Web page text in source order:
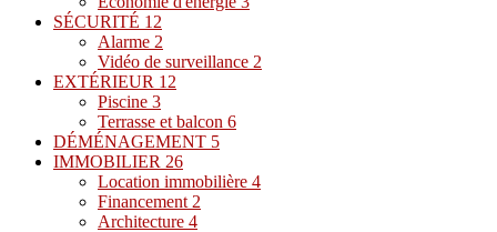
SÉCURITÉ 12
Alarme 2
Vidéo de surveillance 2
EXTÉRIEUR 12
Piscine 3
Terrasse et balcon 6
DÉMÉNAGEMENT 5
IMMOBILIER 26
Location immobilière 4
Financement 2
Architecture 4